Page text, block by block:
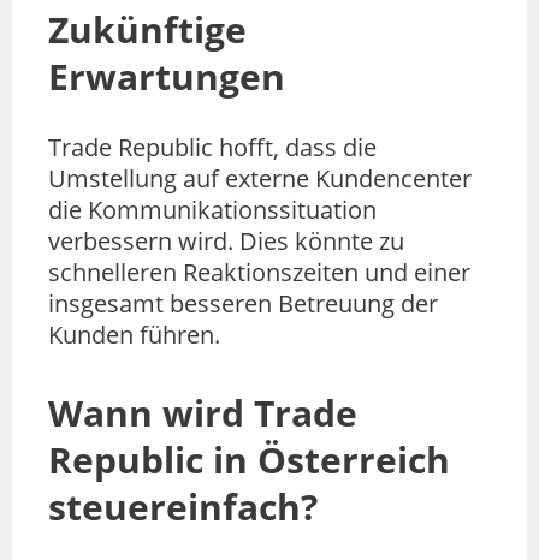
Zukünftige
Erwartungen
Trade Republic hofft, dass die
Umstellung auf externe Kundencenter
die Kommunikationssituation
verbessern wird. Dies könnte zu
schnelleren Reaktionszeiten und einer
insgesamt besseren Betreuung der
Kunden führen.
Wann wird Trade
Republic in Österreich
steuereinfach?